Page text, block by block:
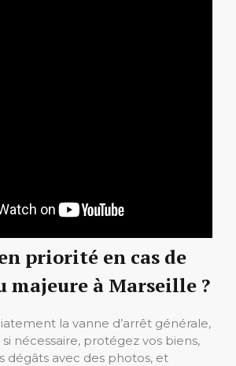
priorité en cas de
majeure à Marseille ?
la vanne d’arrêt générale,
nécessaire, protégez vos biens,
dégâts avec des photos, et